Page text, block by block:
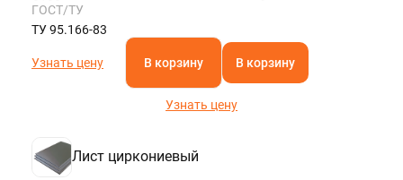
ГОСТ/ТУ
ТУ 95.166-83
Узнать цену В корзину В корзину
Узнать цену
Лист циркониевый